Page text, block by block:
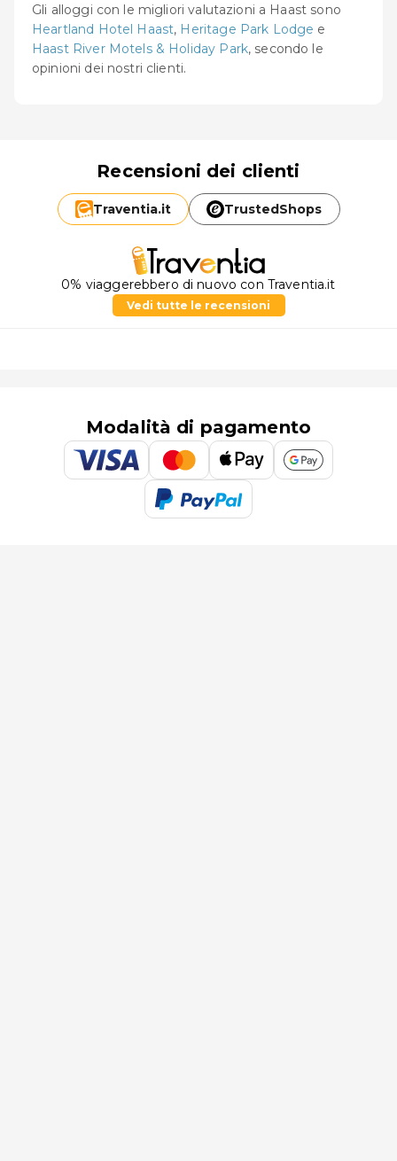
Gli alloggi con le migliori valutazioni a Haast sono
Heartland Hotel Haast, Heritage Park Lodge e
Haast River Motels & Holiday Park, secondo le
opinioni dei nostri clienti.
Recensioni dei clienti
Traventia.it TrustedShops
0% viaggerebbero di nuovo con Traventia.it
Vedi tutte le recensioni
Modalità di pagamento